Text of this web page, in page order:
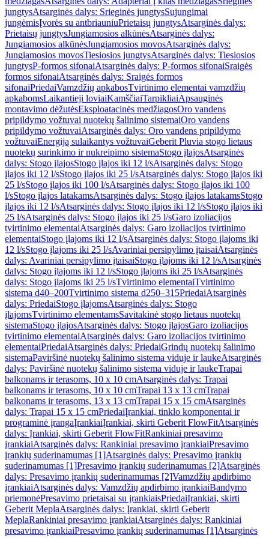
jungtysAtsarginės dalys: Srieginės jungtysSujungimai
jungėmisĮvorės su antbriauniuPrietaisų jungtysAtsarginės dalys:
Prietaisų jungtysJungiamosios alkūnėsAtsarginės dalys:
Jungiamosios alkūnėsJungiamosios movosAtsarginės dalys:
Jungiamosios movosTiesiosios jungtysAtsarginės dalys: Tiesiosios
jungtysP-formos sifonaiAtsarginės dalys: P-formos sifonaiSraigės
formos sifonaiAtsarginės dalys: Sraigės formos
sifonaiPriedaiVamzdžių apkabosTvirtinimo elementai vamzdžių
apkabomsLaikantieji loviaiKamščiaiTarpikliaiApsauginės
montavimo dėžutėsEksploatacinės medžiagosOro vandens
pripildymo vožtuvai nuotekų šalinimo sistemaiOro vandens
pripildymo vožtuvaiAtsarginės dalys: Oro vandens pripildymo
vožtuvaiEnergiją sulaikantys vožtuvaiGeberit Pluvia stogo lietaus
nuotekų surinkimo ir nukreipimo sistemaStogo įlajosAtsarginės
dalys: Stogo įlajosStogo įlajos iki 12 l/sAtsarginės dalys: Stogo
įlajos iki 12 l/sStogo įlajos iki 25 l/sAtsarginės dalys: Stogo įlajos iki
25 l/sStogo įlajos iki 100 l/sAtsarginės dalys: Stogo įlajos iki 100
l/sStogo įlajos latakamsAtsarginės dalys: Stogo įlajos latakamsStogo
įlajos iki 12 l/sAtsarginės dalys: Stogo įlajos iki 12 l/sStogo įlajos iki
25 l/sAtsarginės dalys: Stogo įlajos iki 25 l/sGaro izoliacijos
tvirtinimo elementaiAtsarginės dalys: Garo izoliacijos tvirtinimo
elementaiStogo įlajoms iki 12 l/sAtsarginės dalys: Stogo įlajoms iki
12 l/sStogo įlajoms iki 25 l/sAvariniai persipylimo įtaisaiAtsarginės
dalys: Avariniai persipylimo įtaisaiStogo įlajoms iki 12 l/sAtsarginės
dalys: Stogo įlajoms iki 12 l/sStogo įlajoms iki 25 l/sAtsarginės
dalys: Stogo įlajoms iki 25 l/sTvirtinimo elementaiTvirtinimo
sistema d40–200Tvirtinimo sistema d250–315PriedaiAtsarginės
dalys: PriedaiStogo įlajomsAtsarginės dalys: Stogo
įlajomsTvirtinimo elementamsSavitakinė stogo lietaus nuotekų
sistemaStogo įlajosAtsarginės dalys: Stogo įlajosGaro izoliacijos
tvirtinimo elementaiAtsarginės dalys: Garo izoliacijos tvirtinimo
elementaiPriedaiAtsarginės dalys: PriedaiGrindų nuotekų šalinimo
sistemaPaviršinė nuotekų šalinimo sistema viduje ir laukeAtsarginės
dalys: Paviršinė nuotekų šalinimo sistema viduje ir laukeTrapai
balkonams ir terasoms, 10 x 10 cmAtsarginės dalys: Trapai
balkonams ir terasoms, 10 x 10 cmTrapai 13 x 13 cmTrapai
balkonams ir terasoms, 13 x 13 cmTrapai 15 x 15 cmAtsarginės
dalys: Trapai 15 x 15 cmPriedaiĮrankiai, tinklo komponentai ir
programinė įrangaĮrankiaiĮrankiai, skirti Geberit FlowFitAtsarginės
dalys: Įrankiai, skirti Geberit FlowFitRankiniai presavimo
įrankiaiAtsarginės dalys: Rankiniai presavimo įrankiaiPresavimo
įrankių suderinamumas [1]Atsarginės dalys: Presavimo įrankių
suderinamumas [1]Presavimo įrankių suderinamumas [2]Atsarginės
dalys: Presavimo įrankių suderinamumas [2]Vamzdžių apdirbimo
įrankiaiAtsarginės dalys: Vamzdžių apdirbimo įrankiaiBandymo
priemonėPresavimo prietaisai su įrankiaisPriedaiĮrankiai, skirti
Geberit MeplaAtsarginės dalys: Įrankiai, skirti Geberit
MeplaRankiniai presavimo įrankiaiAtsarginės dalys: Rankiniai
presavimo įrankiaiPresavimo įrankių suderinamumas [1]Atsarginės